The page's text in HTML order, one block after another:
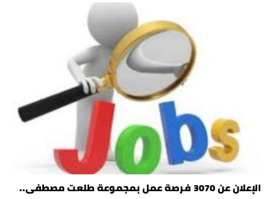
الإعلان عن 3070 فرصة عمل بمجموعة طلعت مصطفى..